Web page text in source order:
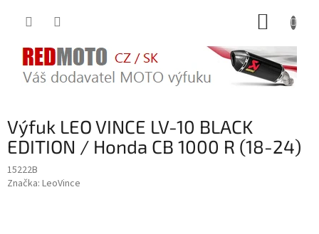
Výfuk LEO VINCE LV-10 BLACK
EDITION / Honda CB 1000 R (18-24)
15222B
Značka: LeoVince